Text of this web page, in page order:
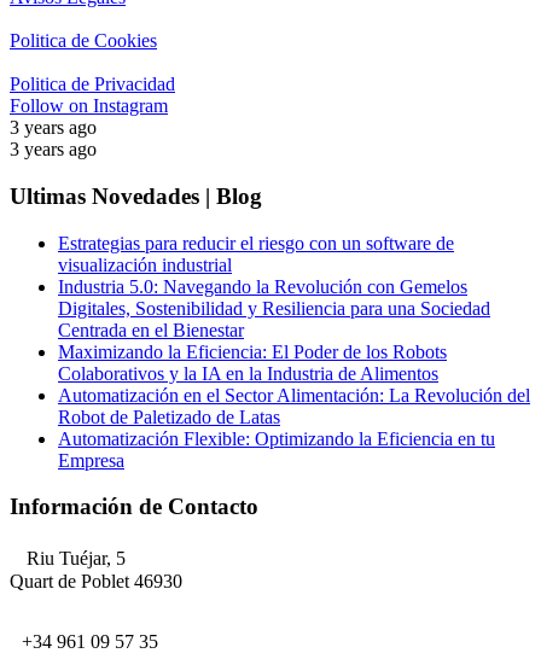
Politica de Cookies
Politica de Privacidad
Follow on Instagram
3 years ago
3 years ago
Ultimas Novedades | Blog
Estrategias para reducir el riesgo con un software de
visualización industrial
Industria 5.0: Navegando la Revolución con Gemelos
Digitales, Sostenibilidad y Resiliencia para una Sociedad
Centrada en el Bienestar
Maximizando la Eficiencia: El Poder de los Robots
Colaborativos y la IA en la Industria de Alimentos
Automatización en el Sector Alimentación: La Revolución del
Robot de Paletizado de Latas
Automatización Flexible: Optimizando la Eficiencia en tu
Empresa
Información de Contacto
Riu Tuéjar, 5
Quart de Poblet 46930
+34 961 09 57 35